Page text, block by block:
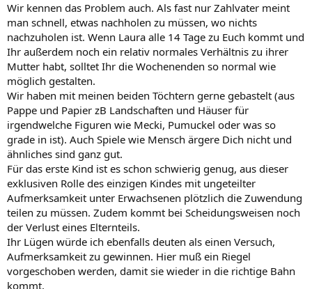
Wir kennen das Problem auch. Als fast nur Zahlvater meint
man schnell, etwas nachholen zu müssen, wo nichts
nachzuholen ist. Wenn Laura alle 14 Tage zu Euch kommt und
Ihr außerdem noch ein relativ normales Verhältnis zu ihrer
Mutter habt, solltet Ihr die Wochenenden so normal wie
möglich gestalten.
Wir haben mit meinen beiden Töchtern gerne gebastelt (aus
Pappe und Papier zB Landschaften und Häuser für
irgendwelche Figuren wie Mecki, Pumuckel oder was so
grade in ist). Auch Spiele wie Mensch ärgere Dich nicht und
ähnliches sind ganz gut.
Für das erste Kind ist es schon schwierig genug, aus dieser
exklusiven Rolle des einzigen Kindes mit ungeteilter
Aufmerksamkeit unter Erwachsenen plötzlich die Zuwendung
teilen zu müssen. Zudem kommt bei Scheidungsweisen noch
der Verlust eines Elternteils.
Ihr Lügen würde ich ebenfalls deuten als einen Versuch,
Aufmerksamkeit zu gewinnen. Hier muß ein Riegel
vorgeschoben werden, damit sie wieder in die richtige Bahn
kommt.